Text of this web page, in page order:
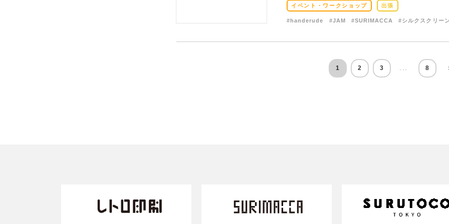
イベント・ワークショップ 出張
#handerude #JAM #SURIMACCA #シルクスクリー
1 2 3 ... 8